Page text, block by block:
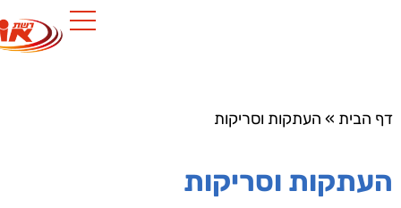
»העתקות וסריקות
וסריקות